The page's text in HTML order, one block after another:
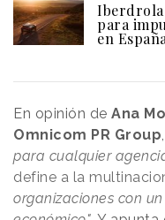
Iberdrola
para
en
En opinión de Ana
Omnicom PR Group
para cualquier
define a la
organizaciones con